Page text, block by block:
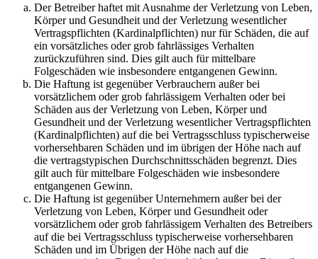
Der Betreiber haftet mit Ausnahme der Verletzung von Leben,
Körper und Gesundheit und der Verletzung wesentlicher
Vertragspflichten (Kardinalpflichten) nur für Schäden, die auf
ein vorsätzliches oder grob fahrlässiges Verhalten
zurückzuführen sind. Dies gilt auch für mittelbare
Folgeschäden wie insbesondere entgangenen Gewinn.
Die Haftung ist gegenüber Verbrauchern außer bei
vorsätzlichem oder grob fahrlässigem Verhalten oder bei
Schäden aus der Verletzung von Leben, Körper und
Gesundheit und der Verletzung wesentlicher Vertragspflichten
(Kardinalpflichten) auf die bei Vertragsschluss typischerweise
vorhersehbaren Schäden und im übrigen der Höhe nach auf
die vertragstypischen Durchschnittsschäden begrenzt. Dies
gilt auch für mittelbare Folgeschäden wie insbesondere
entgangenen Gewinn.
Die Haftung ist gegenüber Unternehmern außer bei der
Verletzung von Leben, Körper und Gesundheit oder
vorsätzlichem oder grob fahrlässigem Verhalten des Betreibers
auf die bei Vertragsschluss typischerweise vorhersehbaren
Schäden und im Übrigen der Höhe nach auf die